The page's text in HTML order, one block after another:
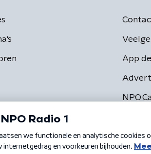
App
NPO
Privacybeleid